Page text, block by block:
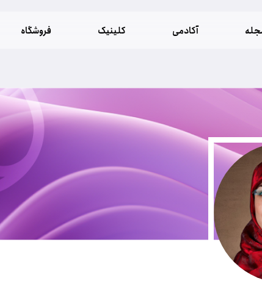
آکادمی کلینیک فروشگاه